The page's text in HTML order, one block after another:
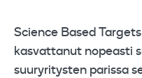
Science Based
kasvattanut nopeasti
suuryritysten parissa